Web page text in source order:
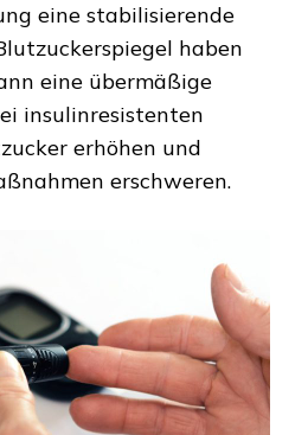
eine stabilisierende
haben
eine übermäßige
insulinresistenten
erhöhen und
erschweren.